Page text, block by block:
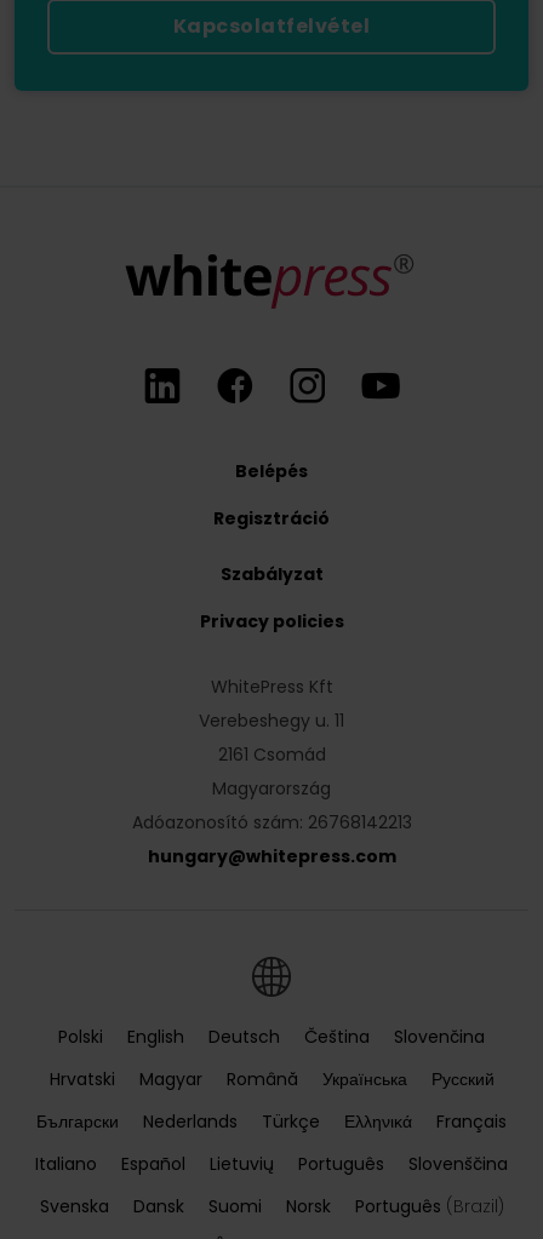
Kapcsolatfelvétel
Belépés
Regisztráció
WhitePress Kft
Verebeshegy u. 11
2161 Csomád
Magyarország
Adóazonosító szám: 26768142213
hungary@whitepress.com
Szabályzat
Privacy policies
Polski English Deutsch Čeština
Slovenčina
Hrvatski
Magyar Română Українська
Русский
Български
Nederlands Türkçe Ελληνικά
Français
Italiano
Español Lietuvių Português
Slovenščina
Svenska
Dansk Suomi Norsk Português (Brazil)